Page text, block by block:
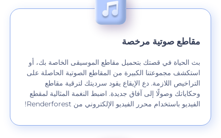
مقاطع صوتية مرخصة
بث الحياة في قصتك بتحميل مقاطع الموسيقى الخاصة بك، أو
استكشف مجموعتنا الكبيرة من المقاطع الصوتية الحاصلة على
التراخيص اللازمة. دع الإيقاع يقود سرديتك لترقية مقاطع
وحكاياتك وصولًا إلى آفاق جديدة. اضبط النغمة المثالية لمقطع
الفيديو باستخدام محرر الفيديو الإلكتروني من Renderforest!